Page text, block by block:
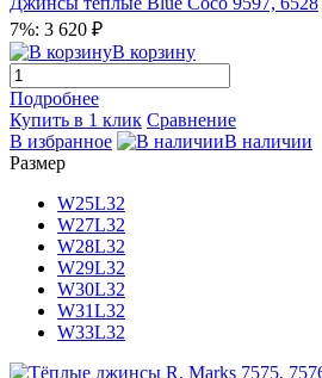
7%: 3 620 ₽
В корзину
Подробнее
Купить в 1 клик Сравнение
В избранное
В наличии
Размер
W25L32
W27L32
W28L32
W29L32
W30L32
W31L32
W33L32